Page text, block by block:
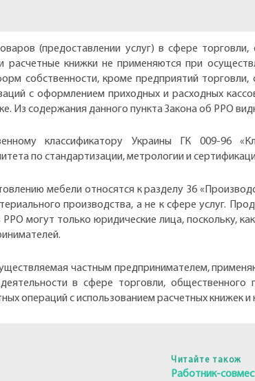
(предоставлении услуг) в сфере
расчетные книжки не применяются при
собственности, кроме предприятий
с оформлением приходных и расходных
Из содержания данного пункта Закона об РРО
классификатору Украины ГК 009-96
по стандартизации, метрологии и
мебели относятся к разделу 36
производства, а не к сфере услуг.
РРО могут только юридические лица, поскольку,
частным предпринимателем,
в сфере торговли,
операций с использованием расчетных книжек
Читайте також
Работник-